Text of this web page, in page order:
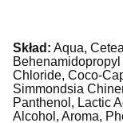
Skład: Aqua,
Chloride, Coco-
Simmondsia
Panthenol, Lactic
Alcohol, Aroma,